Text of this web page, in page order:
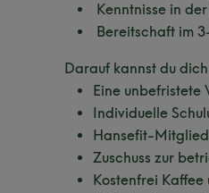
Kenntnisse in
Bereitschaft im
Darauf kannst du
Eine unbefristete
Individuelle
Hansefit-
Zuschuss zur
Kostenfrei